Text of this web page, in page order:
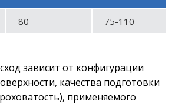
80 75-110
зависит от конфигурации
качества подготовки
применяемого